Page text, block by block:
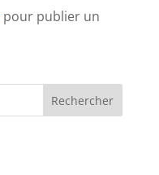
pour publier un
Rechercher